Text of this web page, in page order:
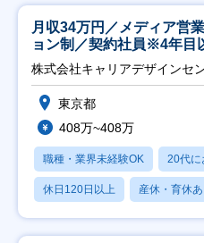
月収34万円／メディア営
ョン制／契約社員※4年目
株式会社キャリアデザインセ
東京都
408万~408万
職種・業界未経験OK 20代に
休日120日以上 産休・育休あ